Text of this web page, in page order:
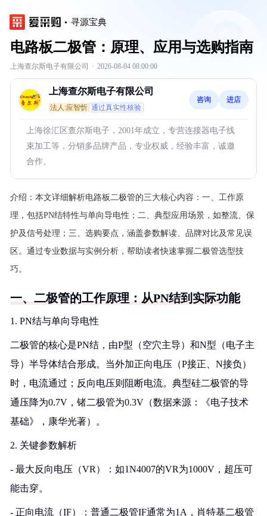
寻源宝典
电路板二极管：原理、应用与选购指南
上海查尔斯电子有限公司 · 2026-08-04 08:00:00
上海查尔斯电子有限公司
法人:应智忻 通过真实性核验
咨询 进店
上海徐汇区查尔斯电子，2001年成立，专营连接器电子线
束加工等，分销多品牌产品，专业权威，经验丰富，诚邀
合作。
介绍： 本文详细解析电路板二极管的三大核心内容：一、工作原
理，包括PN结特性与单向导电性；二、典型应用场景，如整流、保
护及信号处理；三、选购要点，涵盖参数解读、品牌对比及常见误
区。通过专业数据与实例分析，帮助读者快速掌握二极管选型技
巧。
一、二极管的工作原理：从PN结到实际功能
1. PN结与单向导电性
二极管的核心是PN结，由P型（空穴主导）和N型（电子主
导）半导体结合形成。当外加正向电压（P接正、N接负）
时，电流通过；反向电压则阻断电流。典型硅二极管的导
通压降为0.7V，锗二极管为0.3V（数据来源：《电子技术
基础》，康华光著）。
2. 关键参数解析
- 最大反向电压（VR）：如1N4007的VR为1000V，超压可
能击穿。
- 正向电流（IF）：普通二极管IF通常为1A，肖特基二极管